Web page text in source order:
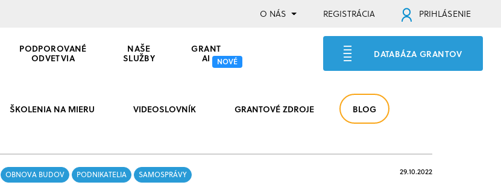
O NÁS REGISTRÁCIA PRIHLÁSENIE
PODPOROVANÉ
ODVETVIA
NAŠE
SLUŽBY
GRANT
AI NOVÉ
DATABÁZA GRANTOV
ŠKOLENIA NA MIERU VIDEOSLOVNÍK GRANTOVÉ ZDROJE BLOG
OBNOVA BUDOV PODNIKATELIA SAMOSPRÁVY 29.10.2022